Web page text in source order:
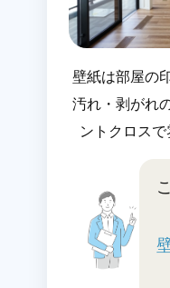
壁紙は部屋の
汚れ・剥がれ
ントクロスで